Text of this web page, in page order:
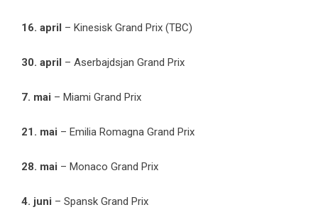
16. april – Kinesisk Grand Prix (TBC)
30. april – Aserbajdsjan Grand Prix
7. mai – Miami Grand Prix
21. mai – Emilia Romagna Grand Prix
28. mai – Monaco Grand Prix
4. juni – Spansk Grand Prix